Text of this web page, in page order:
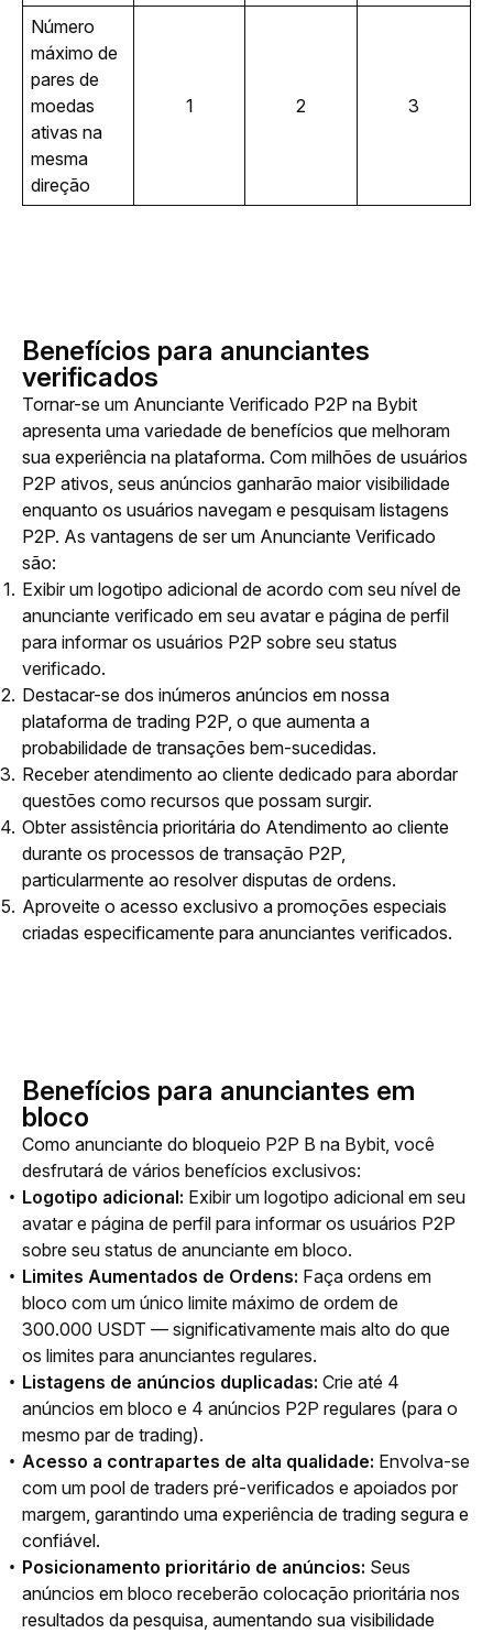
Número
máximo de
pares de
moedas
ativas na
mesma
direção
1 2 3
Benefícios para anunciantes
verificados
Tornar-se um Anunciante Verificado P2P na Bybit
apresenta uma variedade de benefícios que melhoram
sua experiência na plataforma. Com milhões de usuários
P2P ativos, seus anúncios ganharão maior visibilidade
enquanto os usuários navegam e pesquisam listagens
P2P. As vantagens de ser um Anunciante Verificado
são:
Exibir um logotipo adicional de acordo com seu nível de
anunciante verificado em seu avatar e página de perfil
para informar os usuários P2P sobre seu status
verificado.
Destacar-se dos inúmeros anúncios em nossa
plataforma de trading P2P, o que aumenta a
probabilidade de transações bem-sucedidas.
Receber atendimento ao cliente dedicado para abordar
questões como recursos que possam surgir.
Obter assistência prioritária do Atendimento ao cliente
durante os processos de transação P2P,
particularmente ao resolver disputas de ordens.
Aproveite o acesso exclusivo a promoções especiais
criadas especificamente para anunciantes verificados.
Benefícios para anunciantes em
bloco
Como anunciante do bloqueio P2P B na Bybit, você
desfrutará de vários benefícios exclusivos:
Logotipo adicional: Exibir um logotipo adicional em seu
avatar e página de perfil para informar os usuários P2P
sobre seu status de anunciante em bloco.
Limites Aumentados de Ordens: Faça ordens em
bloco com um único limite máximo de ordem de
300.000 USDT — significativamente mais alto do que
os limites para anunciantes regulares.
Listagens de anúncios duplicadas: Crie até 4
anúncios em bloco e 4 anúncios P2P regulares (para o
mesmo par de trading).
Acesso a contrapartes de alta qualidade: Envolva-se
com um pool de traders pré-verificados e apoiados por
margem, garantindo uma experiência de trading segura e
confiável.
Posicionamento prioritário de anúncios: Seus
anúncios em bloco receberão colocação prioritária nos
resultados da pesquisa, aumentando sua visibilidade